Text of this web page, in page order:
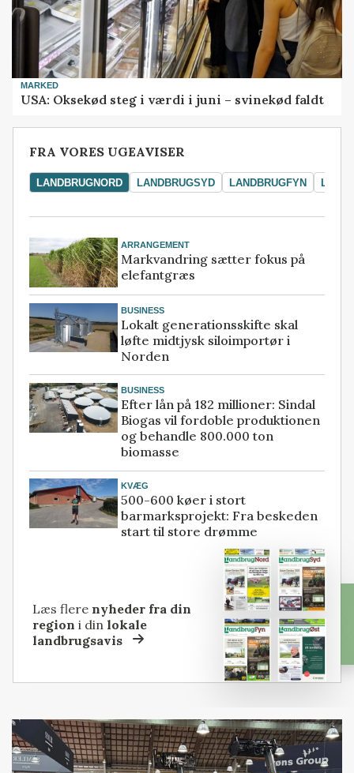
MARKED
USA: Oksekød steg i værdi i juni – svinekød faldt
FRA VORES UGEAVISER
LANDBRUGNORD LANDBRUGSYD LANDBRUGFYN
ARRANGEMENT
Markvandring sætter fokus på
elefantgræs
BUSINESS
Lokalt generationsskifte skal
løfte midtjysk siloimportør i
Norden
BUSINESS
Efter lån på 182 millioner: Sindal
Biogas vil fordoble produktionen
og behandle 800.000 ton
biomasse
KVÆG
500-600 køer i stort
barmarksprojekt: Fra beskeden
start til store drømme
Læs flere nyheder fra din
region i dinlokale
landbrugsavis